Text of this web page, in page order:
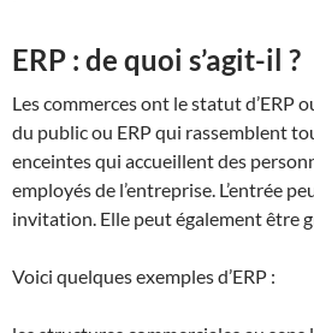
ERP : de quoi s’agit-il ?
Les commerces ont le statut d’ERP
du public ou ERP qui rassemblent
enceintes qui accueillent des
employés de l’entreprise. L’entrée
invitation. Elle peut également être
Voici quelques exemples d’ERP :